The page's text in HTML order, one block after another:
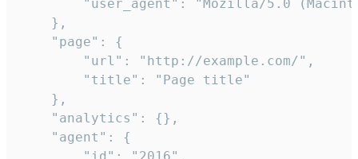
"user_agent": "Mozilla/5.0
    },
    "page": {
        "url": "http://example.com/",
        "title": "Page title"
    },
    "analytics": {},
    "agent": {